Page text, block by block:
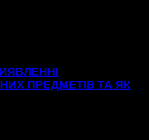
ПРЕДМЕТІВ ТА ЯК